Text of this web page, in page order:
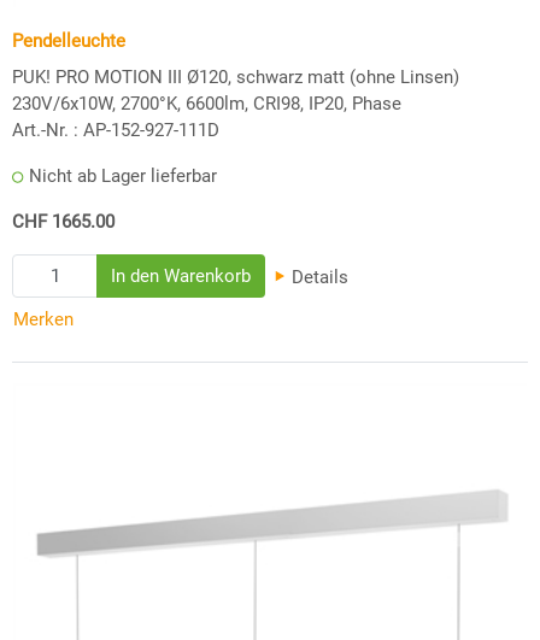
Pendelleuchte
PUK! PRO MOTION III Ø120, schwarz matt (ohne Linsen)
230V/6x10W, 2700°K, 6600lm, CRI98, IP20, Phase
Art.-Nr. : AP-152-927-111D
Nicht ab Lager lieferbar
CHF 1665.00
Details
Merken